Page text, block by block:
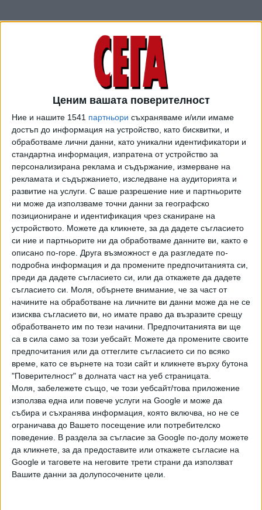
Ценим вашата поверителност
Ние и нашите 1541 партньори съхраняваме и/или имаме
достъп до информация на устройство, като бисквитки, и
обработваме лични данни, като уникални идентификатори и
стандартна информация, изпратена от устройство за
персонализирана реклама и съдържание, измерване на
рекламата и съдържанието, изследване на аудиторията и
развитие на услуги. С ваше разрешение ние и партньорите
ни може да използваме точни данни за географско
позициониране и идентификация чрез сканиране на
устройството. Можете да кликнете, за да дадете съгласието
си ние и партньорите ни да обработваме данните ви, както е
описано по-горе. Друга възможност е да разгледате по-
подробна информация и да промените предпочитанията си,
преди да дадете съгласието си, или да откажете да дадете
съгласието си.
Моля, обърнете внимание, че за част от
начините на обработване на личните ви данни може да не се
изисква съгласието ви, но имате право да възразите срещу
обработването им по тези начини. Предпочитанията ви ще
са в сила само за този уебсайт. Можете да промените своите
предпочитания или да оттеглите съгласието си по всяко
време, като се върнете на този сайт и кликнете върху бутона
"Поверителност" в долната част на уеб страницата.
Моля, забележете също, че този уебсайт/това приложение
използва една или повече услуги на Google и може да
събира и съхранява информация, която включва, но не се
ограничава до Вашето посещение или потребителско
поведение. В раздела за съгласие за Google по-долу можете
да кликнете, за да предоставите или откажете съгласие на
Google и таговете на неговите трети страни да използват
Вашите данни за долупосочените цели.
"Неправилна манипулация на оперативния дежурен
персонал, който е трябвало да подготви за планов текущ
ремонт едно електрическо табло за следващия ден,
когато ремонтният персонал е на работа", обясни пред
БНР причината за задействаната защита на реактора
заместник изпълнителният директор на АЕЦ "Козлодуй"
Александър Николов.
"Това не води до някаква опасност",
увери председателят на Агенцията за ядрено регулиране
Цанко Бачийски.
Предстои да бъде направен цялостен анализ на
ситуацията и да се предприемат мерки. "Обикновено
това са организационни мерки за недопускане на подобни
случаи. Вероятно ще се мине през инструктаж на
персонала, сигурно ще минат допълнителни изпити и
така нататък", каза изпълнителният директор на ЕСО
Ангелин Цачев.
Последвайте ни и в
Ако искате да подкрепите независимата
и качествена журналистика в “Сега”,
можете да направите дарение през
PayPal
Ключови думи: АЕЦ Козлодуй,спиране